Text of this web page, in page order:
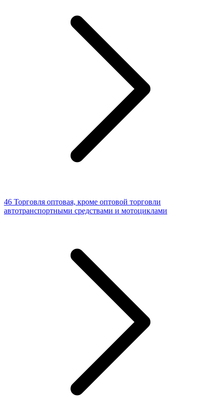
46 Торговля оптовая, кроме оптовой торговли
автотранспортными средствами и мотоциклами